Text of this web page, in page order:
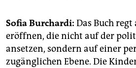
Sofia Burchardi: Das Buch regt
eröffnen, die nicht auf der
ansetzen, sondern auf einer
zugänglichen Ebene. Die